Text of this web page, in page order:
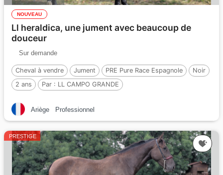
NOUVEAU
Ll heraldica, une jument avec beaucoup de
douceur
Sur demande
Cheval à vendre Jument PRE Pure Race Espagnole
Noir
2 ans
Par : LL CAMPO GRANDE
Ariège Professionnel
PRESTIGE